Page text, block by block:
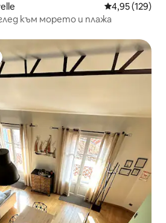
Средна
4,95 (129)
към морето и плажа